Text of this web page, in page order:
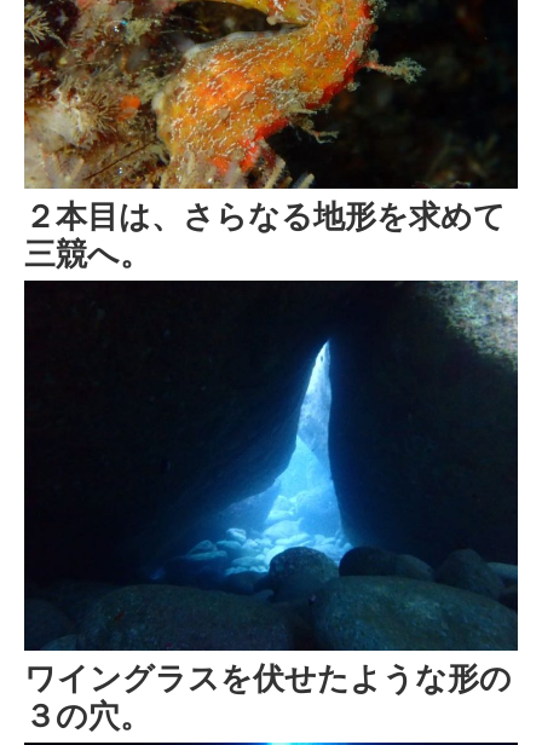
２本目は、さらなる地形を求めて
三競へ。
ワイングラスを伏せたような形の
３の穴。